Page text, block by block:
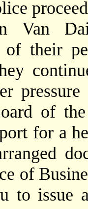
Van
of their
of
for a
of
to